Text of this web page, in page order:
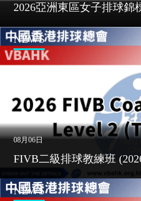
2026亞洲東區女子排球錦
NEWS
08月06日
FIVB二級排球教練班
NEWS